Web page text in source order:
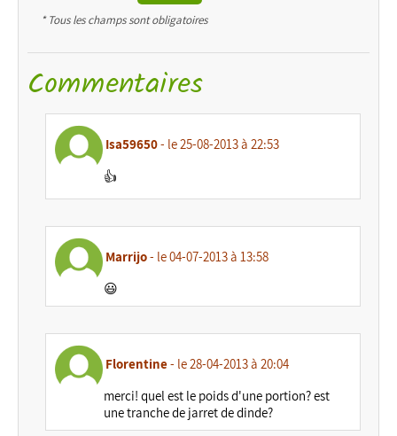
* Tous les champs sont obligatoires
Commentaires
Isa59650- le 25-08-2013 à 22:53
👍
Marrijo- le 04-07-2013 à 13:58
😃
Florentine- le 28-04-2013 à 20:04
merci! quel est le poids d'une portion? est
une tranche de jarret de dinde?